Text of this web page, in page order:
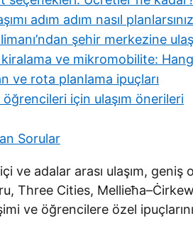
adım adım nasıl
şehir merkezine
ve mikromobilite:
ve rota planlama ipuçları
öğrencileri için ulaşım önerileri
Sorular
ve adalar arası ulaşım,
Three Cities,
ve öğrencilere özel